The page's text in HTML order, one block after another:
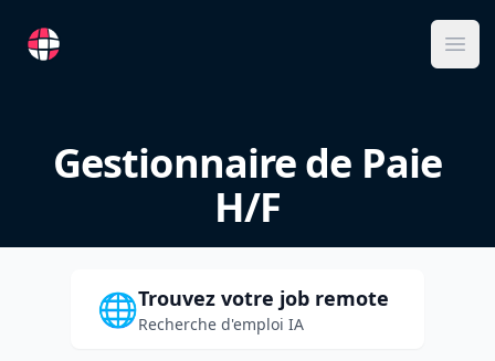
RemoteFR
Gestionnaire de Paie
H/F
🌐Trouvez votre job remote
Recherche d'emploi IA